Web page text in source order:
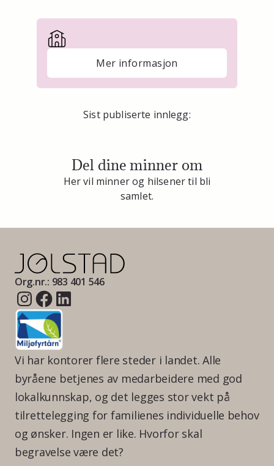
Mer informasjon
Sist publiserte innlegg:
Del dine minner om
Her vil minner og hilsener til bli
samlet.
Org.nr.: 983 401 546
Vi har kontorer flere steder i landet. Alle
byråene betjenes av medarbeidere med god
lokalkunnskap, og det legges stor vekt på
tilrettelegging for familienes individuelle behov
og ønsker. Ingen er like. Hvorfor skal
begravelse være det?